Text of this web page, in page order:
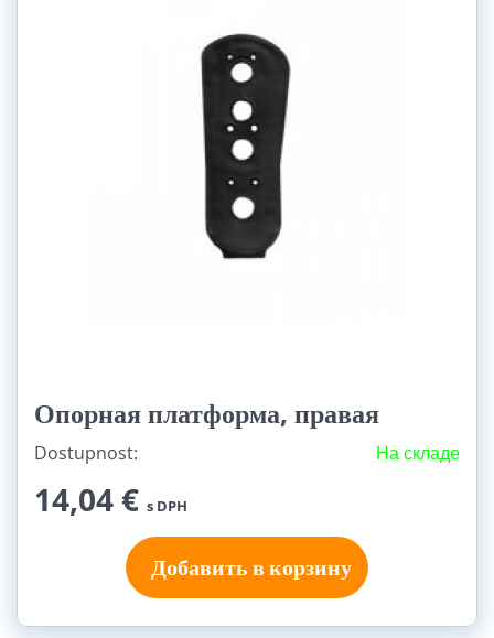
Опорная платформа, правая
Dostupnost: На складе
14,04 € s DPH
Добавить в корзину